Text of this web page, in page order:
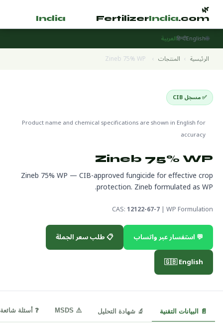
🌿
FertilizerIndia.com
India
🌐
English
हिन्दीالعربية
الرئيسية › المنتجات ›
Zineb 75% WP
✅ مسجل CIB
Product name and chemical specifications are shown in English for
accuracy
Zineb 75% WP
Zineb 75% WP — CIB-approved fungicide for effective crop
protection. Zineb formulated as WP.
CAS:12122-67-7 | WP Formulation
💬 استفسار عبر واتساب
📋 طلب سعر الجملة
🇬🇧 English
📄 البيانات التقنية 🔬 شهادة التحليل ⚠️ MSDS ❓ أسئلة شائعة